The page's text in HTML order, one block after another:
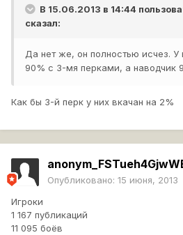
В 15.06.2013 в 14:44
сказал:
Да нет же, он полностью исчез. У
90% с 3-мя перками, а наводчик
Как бы 3-й перк у них вкачан на 2%
Опубликовано: 15 июня, 2013
Игроки
1 167 публикаций
11 095 боёв